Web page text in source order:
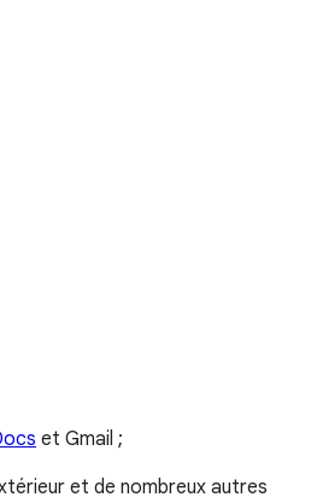
et Gmail ;
et de nombreux autres